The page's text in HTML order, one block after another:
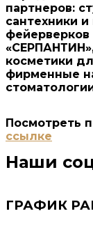
партнеров:
сантехники
фейерверков
косметики
фирменные
Посмотреть
ссылке
Наши
ГРАФИК